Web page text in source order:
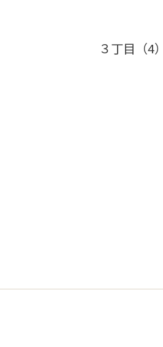
３丁目（4）